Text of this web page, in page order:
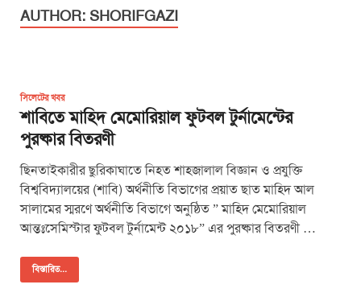
AUTHOR: SHORIFGAZI
সিলেটের খবর
শাবিতে মাহিদ মেমোরিয়াল ফুটবল টুর্নামেন্টের
পুরষ্কার বিতরণী
ছিনতাইকারীর ছুরিকাঘাতে নিহত শাহজালাল বিজ্ঞান ও প্রযুক্তি
বিশ্ববিদ্যালয়ের (শাবি) অর্থনীতি বিভাগের প্রয়াত ছাত মাহিদ আল
সালামের স্মরণে অর্থনীতি বিভাগে অনুষ্ঠিত ” মাহিদ মেমোরিয়াল
আন্তঃসেমিস্টার ফুটবল টুর্নামেন্ট ২০১৮” এর পুরষ্কার বিতরণী …
বিস্তারিত...